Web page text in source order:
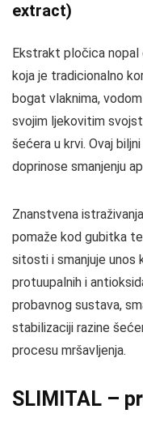
extract)
Ekstrakt pločica nopal
koja je tradicionalno
bogat vlaknima,
svojim ljekovitim
šećera u krvi. Ovaj
doprinose smanjenju
Znanstvena
pomaže kod gubitka
sitosti i smanjuje unos
protuupalnih i
probavnog sustava,
stabilizaciji razine
procesu mršavljenja.
SLIMITAL –